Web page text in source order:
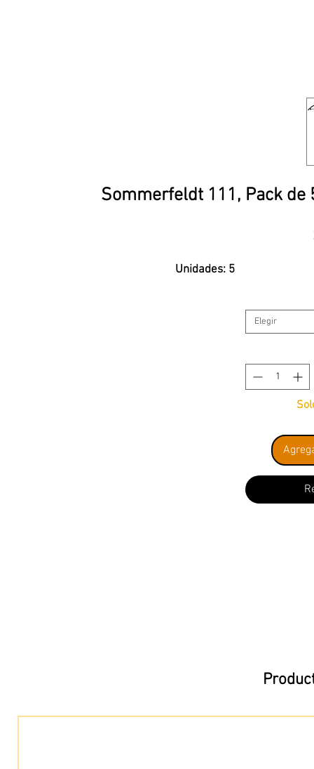
Sommerfeldt 111, Pack
Unidades: 5
Elegir